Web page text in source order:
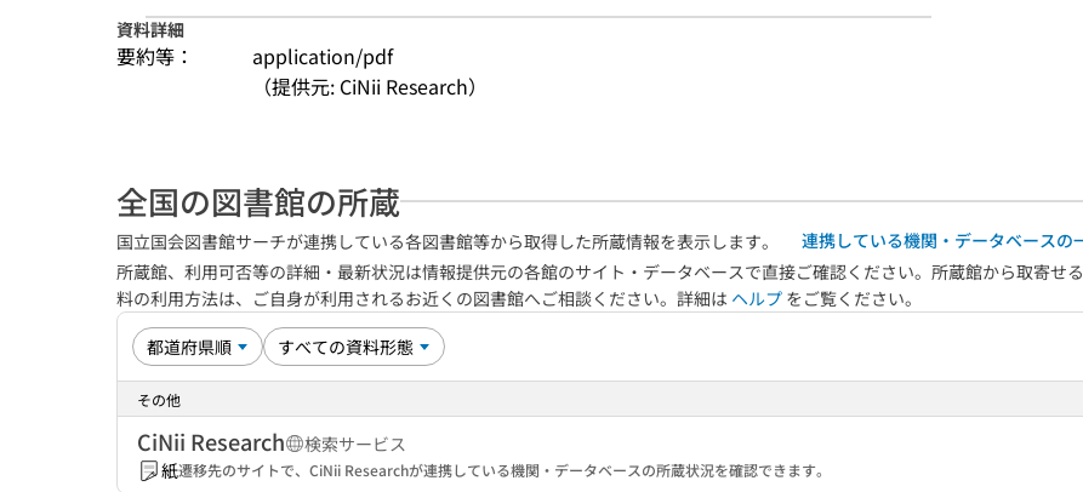
資料詳細
要約等：
application/pdf
（提供元: CiNii Research）
全国の図書館の所蔵
国立国会図書館サーチが連携している各図書館等から取得した所蔵情報を表示します。
連携している機関・データベースの
所蔵館、利用可否等の詳細・最新状況は情報提供元の各館のサイト・データベースで直接ご確認ください。所蔵館から取寄せ
料の利用方法は、ご自身が利用されるお近くの図書館へご相談ください。詳細は ヘルプ をご覧ください。
その他
CiNii Research
検索サービス
紙遷移先のサイトで、CiNii Researchが連携している機関・データベースの所蔵状況を確認できます。